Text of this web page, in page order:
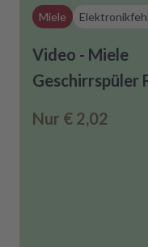
Miele
Video - Miele
Geschirrspüler
Nur € 2,02